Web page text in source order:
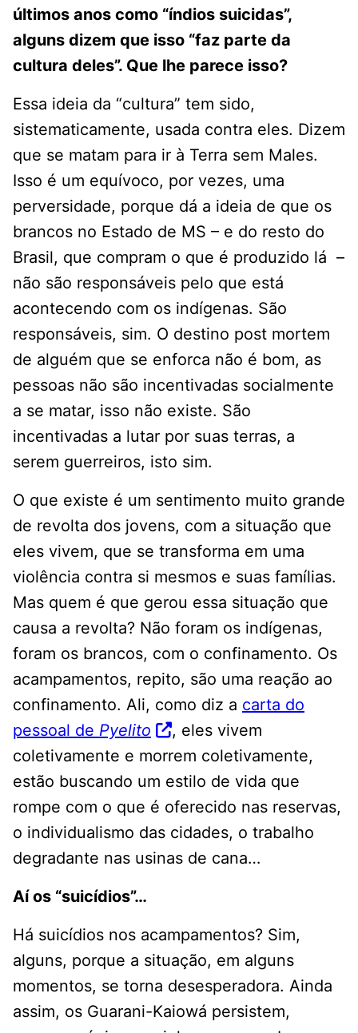
últimos anos como “índios suicidas”,
alguns dizem que isso “faz parte da
cultura deles”. Que lhe parece isso?
Essa ideia da “cultura” tem sido,
sistematicamente, usada contra eles. Dizem
que se matam para ir à Terra sem Males.
Isso é um equívoco, por vezes, uma
perversidade, porque dá a ideia de que os
brancos no Estado de MS – e do resto do
Brasil, que compram o que é produzido lá –
não são responsáveis pelo que está
acontecendo com os indígenas. São
responsáveis, sim. O destino post mortem
de alguém que se enforca não é bom, as
pessoas não são incentivadas socialmente
a se matar, isso não existe. São
incentivadas a lutar por suas terras, a
serem guerreiros, isto sim.
O que existe é um sentimento muito grande
de revolta dos jovens, com a situação que
eles vivem, que se transforma em uma
violência contra si mesmos e suas famílias.
Mas quem é que gerou essa situação que
causa a revolta? Não foram os indígenas,
foram os brancos, com o confinamento. Os
acampamentos, repito, são uma reação ao
confinamento. Ali, como diz a carta do
pessoal de Pyelito
, eles vivem
coletivamente e morrem coletivamente,
estão buscando um estilo de vida que
rompe com o que é oferecido nas reservas,
o individualismo das cidades, o trabalho
degradante nas usinas de cana…
Aí os “suicídios”…
Há suicídios nos acampamentos? Sim,
alguns, porque a situação, em alguns
momentos, se torna desesperadora. Ainda
assim, os Guarani-Kaiowá persistem,